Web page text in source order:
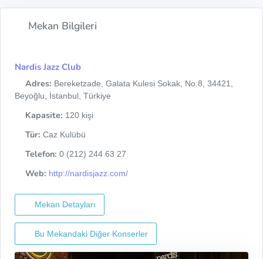
Mekan Bilgileri
Nardis Jazz Club
Adres: Bereketzade, Galata Kulesi Sokak, No:8, 34421,
Beyoğlu, İstanbul, Türkiye
Kapasite: 120 kişi
Tür: Caz Kulübü
Telefon: 0 (212) 244 63 27
Web: http://nardisjazz.com/
Mekan Detayları
Bu Mekandaki Diğer Konserler